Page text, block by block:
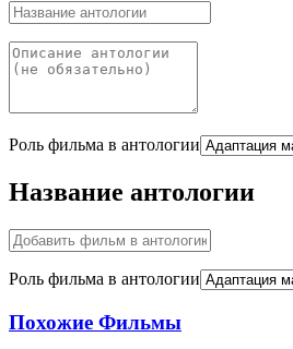
Роль фильма в антологии
Название антологии
Роль фильма в антологии
Похожие Фильмы